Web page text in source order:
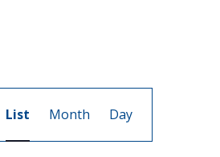
Event
Views
List Month Day